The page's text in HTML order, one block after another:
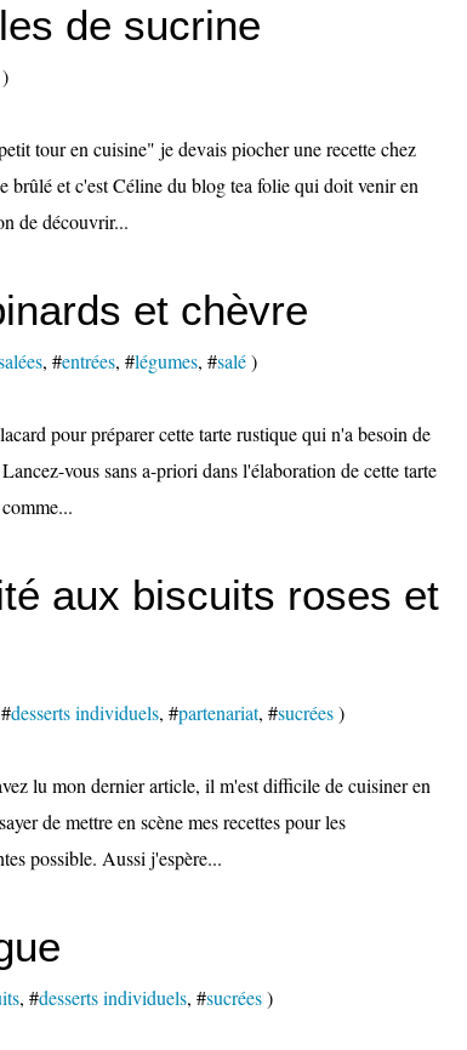
de sucrine
)
tour en cuisine" je devais piocher une recette chez
brûlé et c'est Céline du blog tea folie qui doit venir en
de découvrir...
et chèvre
, #entrées, #légumes, #salé)
pour préparer cette tarte rustique qui n'a besoin de
vous sans a-priori dans l'élaboration de cette tarte
aux biscuits roses et
desserts individuels, #partenariat, #sucrées)
lu mon dernier article, il m'est difficile de cuisiner en
de mettre en scène mes recettes pour les
possible. Aussi j'espère...
, #desserts individuels, #sucrées)